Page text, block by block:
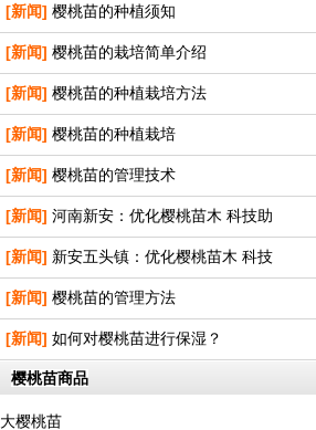
[新闻] 樱桃苗的种植须知
[新闻] 樱桃苗的栽培简单介绍
[新闻] 樱桃苗的种植栽培方法
[新闻] 樱桃苗的种植栽培
[新闻] 樱桃苗的管理技术
[新闻] 河南新安：优化樱桃苗木 科技助
[新闻] 新安五头镇：优化樱桃苗木 科技
[新闻] 樱桃苗的管理方法
[新闻] 如何对樱桃苗进行保湿？
樱桃苗商品
大樱桃苗